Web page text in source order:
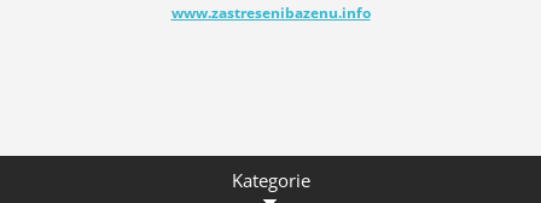
www.zastresenibazenu.info
Kategorie